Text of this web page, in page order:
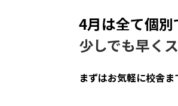
4月は全て個別
少しでも早く
まずはお気軽に校舎